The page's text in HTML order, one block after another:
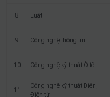
8 Luật
9 Công nghệ thông tin
10 Công nghệ kỹ thuật Ô tô
11
Công nghệ kỹ thuật Điện,
Điện tử